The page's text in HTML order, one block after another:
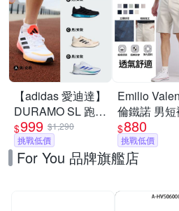
【adidas 愛迪達】
DURAMO SL 跑鞋
運動鞋 慢跑鞋 男
鞋/女鞋 (多款任選)
$999 $1,290
挑戰低價
Emilio
倫鐵諾 男短
士 涼爽舒適
多口袋 彈性
褲 情人節 父
$880
挑戰低價
For You 品牌旗艦店